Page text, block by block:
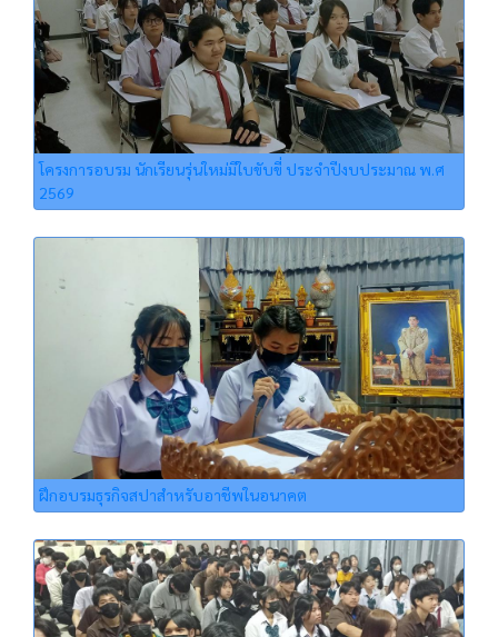
โครงการอบรม นักเรียนรุ่นใหม่มีใบขับขี่ ประจำปีงบประมาณ พ.ศ
2569
ฝึกอบรมธุรกิจสปาสำหรับอาชีพในอนาคต